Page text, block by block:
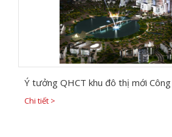
Ý tưởng QHCT khu đô thị mới
Chi tiết >